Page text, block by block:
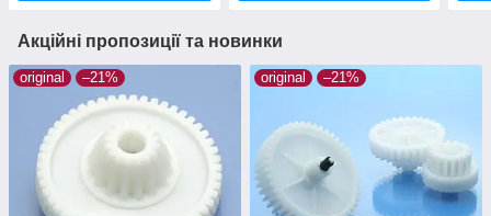
Акційні пропозиції та новинки
original –21% original –21%